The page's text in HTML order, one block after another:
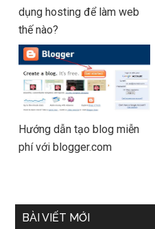
dụng hosting để làm web
thế nào?
Hướng dẫn tạo blog miễn
phí với blogger.com
BÀI VIẾT MỚI